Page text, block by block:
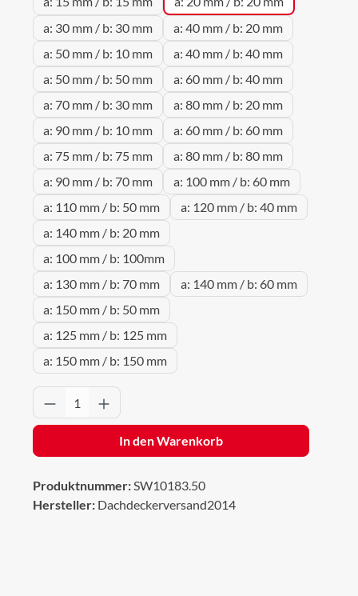
a: 30 mm / b: 30 mm
a: 40 mm / b: 20 mm
a: 50 mm / b: 10 mm
a: 40 mm / b: 40 mm
a: 50 mm / b: 50 mm
a: 60 mm / b: 40 mm
a: 70 mm / b: 30 mm
a: 80 mm / b: 20 mm
a: 90 mm / b: 10 mm
a: 60 mm / b: 60 mm
a: 75 mm / b: 75 mm
a: 80 mm / b: 80 mm
a: 90 mm / b: 70 mm
a: 100 mm / b: 60 mm
a: 110 mm / b: 50 mm
a: 120 mm / b: 40 mm
a: 140 mm / b: 20 mm
a: 100 mm / b: 100mm
a: 130 mm / b: 70 mm
a: 140 mm / b: 60 mm
a: 150 mm / b: 50 mm
a: 125 mm / b: 125 mm
a: 150 mm / b: 150 mm
Produkt Anzahl: Gib den gewünschten
In den Warenkorb
Produktnummer:SW10183.50
Hersteller: Dachdeckerversand2014